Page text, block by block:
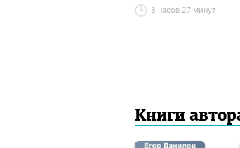
8 часов 27 минут
Книги